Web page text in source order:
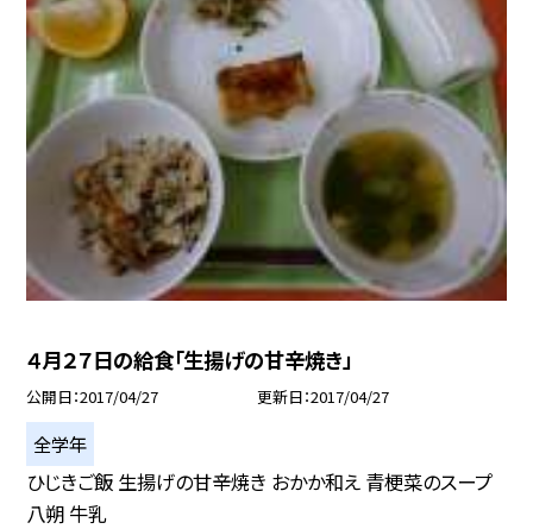
４月２７日の給食「生揚げの甘辛焼き」
公開日 2017/04/27 更新日 2017/04/27
全学年
ひじきご飯 生揚げの甘辛焼き おかか和え 青梗菜のスープ
八朔 牛乳